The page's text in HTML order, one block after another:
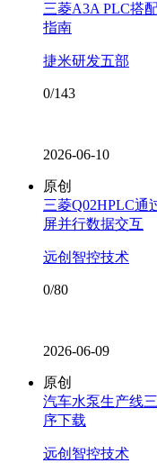
三菱A3A PLC搭
指南
捷米研发五部
0/143
2026-06-10
原创
三菱Q02HPLC通
屏并行数据交互
远创智控技术
0/80
2026-06-09
原创
汽车水泵生产线
序下载
远创智控技术